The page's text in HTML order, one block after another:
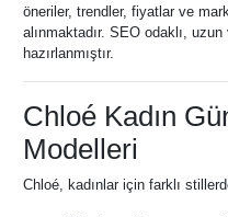
öneriler, trendler, fiyatlar ve
alınmaktadır. SEO odaklı,
hazırlanmıştır.
Chloé Kadın
Modelleri
Chloé, kadınlar için farklı